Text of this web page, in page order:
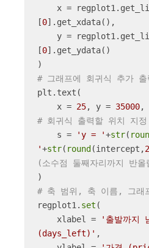
[0].get_xdata(),
[0].get_ydata()
# 그래프에 회귀식 추가 출
plt.text(
    x =
25, y = 35000
# 회귀식 출력할 위치 지정
    s =
'y = '+str(
'+str( round (intercept,2
(소수점 둘째자리까지 반올
# 축 범위, 축 이름, 그래
regplot1. set (
    xlabel =
'출발까지
(days_left)' ,